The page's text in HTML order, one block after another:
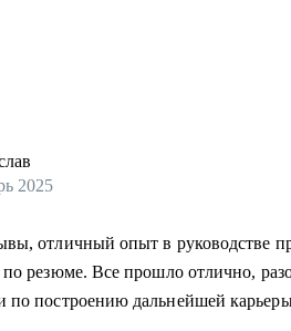
2025
отличный опыт в руководстве
по резюме. Все прошло отлично,
по построению дальнейшей